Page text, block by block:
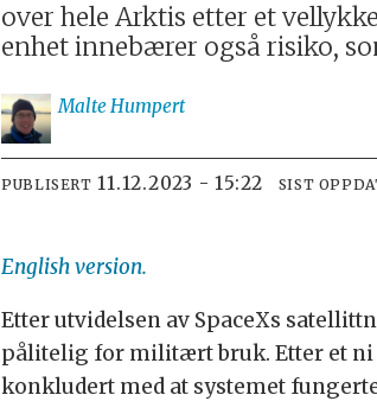
over hele Arktis etter et
enhet innebærer også risiko,
MalteHumpert
PUBLISERT 11.12.2023 - 15:22 SIST
English version.
Etter utvidelsen av SpaceXs
pålitelig for militært bruk. Etter et ni
konkludert med at systemet